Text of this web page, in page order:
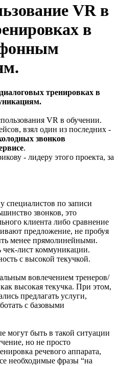
VR в
в
тренировках в
VR в обучении.
взял один из последних -
звонков
.
- лидеру этого проекта, за
специалистов по записи
звонков, это
клиента либо сравнение
предложение, не пробуя
менее прямолинейными.
чек-лист коммуникации.
с высокой текучкой.
вовлечением тренеров/
высокая текучка. При этом,
предлагать услуги,
с базовыми
могут быть в такой ситуации
но не просто
речевого аппарата,
необходимые фразы “на